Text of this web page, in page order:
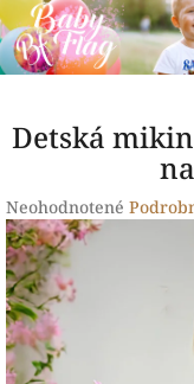
Prejsť
na
obsah
Detská
Priemerné
hodnotenie
produktu
je
0,0
z
5
hviezdičiek.
Neohodnotené